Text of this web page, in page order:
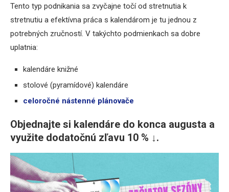
Tento typ podnikania sa zvyčajne točí od stretnutia k
stretnutiu a efektívna práca s kalendárom je tu jednou z
potrebných zručností. V takýchto podmienkach sa dobre
uplatnia:
kalendáre knižné
stolové (pyramídové) kalendáre
celoročné nástenné plánovače
Objednajte si kalendáre do konca augusta a
využite dodatočnú zľavu 10 % ↓.